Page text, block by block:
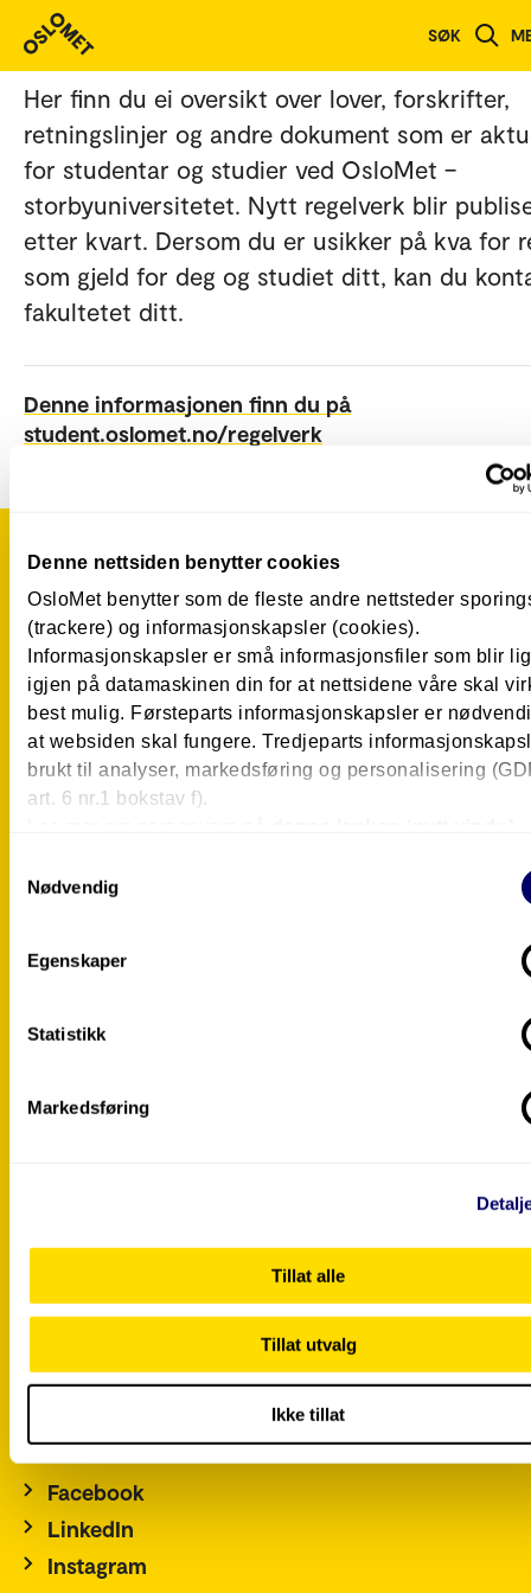
Denne nettsiden benytter cookies
OsloMet benytter som de fleste andre nettsteder
(trackere) og informasjonskapsler (cookies).
Informasjonskapsler er små informasjonsfiler som blir
igjen på datamaskinen din for at nettsidene våre skal
best mulig. Førsteparts informasjonskapsler er
at websiden skal fungere. Tredjeparts
brukt til analyser, markedsføring og personalisering
art. 6 nr.1 bokstav f).
Nødvendig
Egenskaper
Statistikk
Markedsføring
Tillat alle
Tillat utvalg
Ikke tillat
SØK
Lov- og regelverk
Her finn du ei oversikt over lover, forskrifter,
retningslinjer og andre dokument som er
for studentar og studier ved OsloMet –
storbyuniversitetet. Nytt regelverk blir
etter kvart. Dersom du er usikker på kva for
som gjeld for deg og studiet ditt, kan du
fakultetet ditt.
Denne informasjonen finn du på
student.oslomet.no/regelverk
Hold deg oppdatert på hva som
på OsloMet.
Abonner på vårt nyhetsbrev!
Postboks 4, St. Olavs plass
Tlf.: 67 23 50 00
Alumni
For studenter
Personvernerklæring og informasjonskapslar
Admin
Facebook
LinkedIn
Instagram